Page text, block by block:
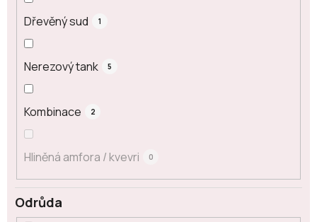
Odrůda
Dřevěný sud 1
Nerezový tank 5
Kombinace 2
Hliněná amfora / kvevri 0